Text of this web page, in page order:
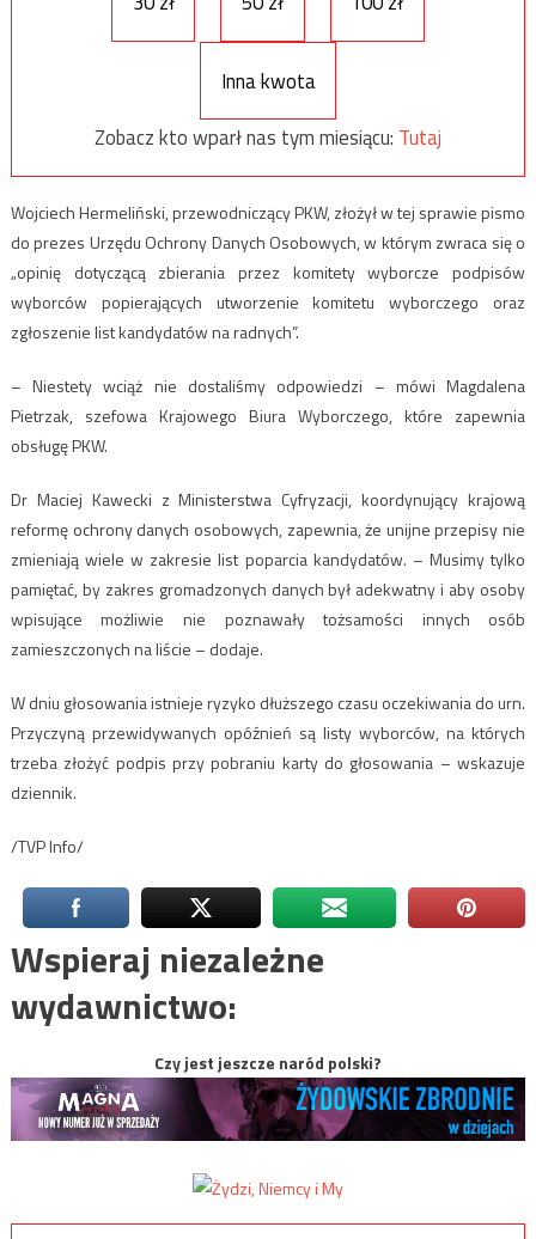
Inna kwota
Zobacz kto wparł nas tym miesiącu: Tutaj
Wojciech Hermeliński, przewodniczący PKW, złożył w tej sprawie pismo
do prezes Urzędu Ochrony Danych Osobowych, w którym zwraca się o
„opinię dotyczącą zbierania przez komitety wyborcze podpisów
wyborców popierających utworzenie komitetu wyborczego oraz
zgłoszenie list kandydatów na radnych”.
– Niestety wciąż nie dostaliśmy odpowiedzi – mówi Magdalena
Pietrzak, szefowa Krajowego Biura Wyborczego, które zapewnia
obsługę PKW.
Dr Maciej Kawecki z Ministerstwa Cyfryzacji, koordynujący krajową
reformę ochrony danych osobowych, zapewnia, że unijne przepisy nie
zmieniają wiele w zakresie list poparcia kandydatów. – Musimy tylko
pamiętać, by zakres gromadzonych danych był adekwatny i aby osoby
wpisujące możliwie nie poznawały tożsamości innych osób
zamieszczonych na liście – dodaje.
W dniu głosowania istnieje ryzyko dłuższego czasu oczekiwania do urn.
Przyczyną przewidywanych opóźnień są listy wyborców, na których
trzeba złożyć podpis przy pobraniu karty do głosowania – wskazuje
dziennik.
/TVP Info/
Wspieraj niezależne
wydawnictwo:
Czy jest jeszcze naród polski?